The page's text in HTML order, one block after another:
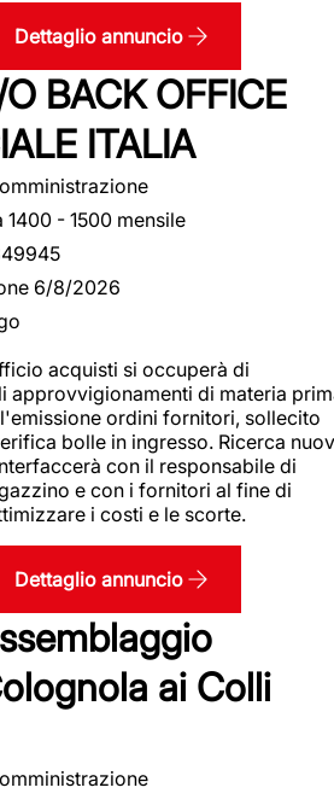
Dettaglio annuncio
BACK OFFICE
ITALIA
1400 - 1500 mensile
6/8/2026
acquisti si occuperà di
approvvigionamenti di materia
ordini fornitori, sollecito
bolle in ingresso. Ricerca
con il responsabile di
e con i fornitori al fine di
i costi e le scorte.
Dettaglio annuncio
ai Colli